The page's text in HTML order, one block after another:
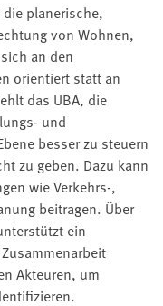
planerische,
von Wohnen,
an den
orientiert statt an
das UBA, die
und
besser zu steuern
zu geben. Dazu kann
wie Verkehrs-,
beitragen. Über
ein
Akteuren, um